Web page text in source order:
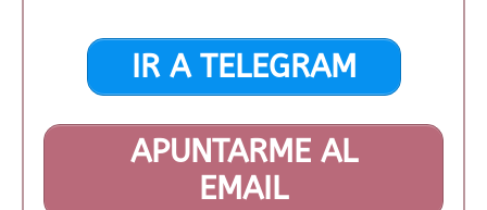
IR A TELEGRAM
APUNTARME AL
EMAIL